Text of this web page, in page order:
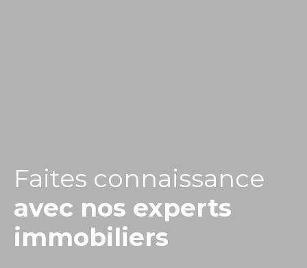
Faites connaissance
avec nos experts
immobiliers